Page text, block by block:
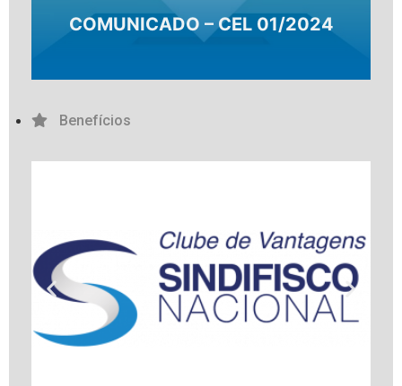
COMUNICADO – CEL 01/2024
Benefícios